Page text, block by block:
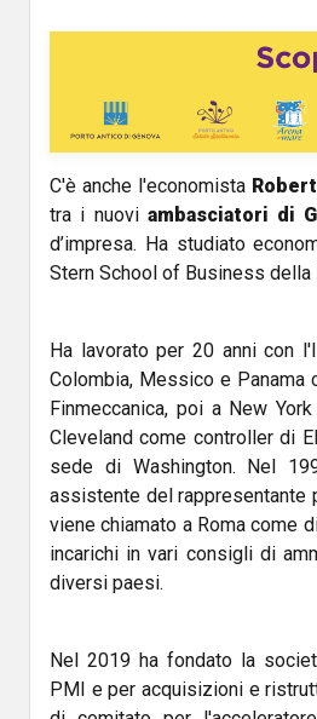
C'è anche l'economista
tra i nuovi ambasciatori di
d’impresa. Ha studiato
Stern School of Business della
Ha lavorato per 20 anni con
Colombia, Messico e Panama
Finmeccanica, poi a New
Cleveland come controller di
sede di Washington. Nel
assistente del rappresentante
viene chiamato a Roma come
incarichi in vari consigli di
diversi paesi.
Nel 2019 ha fondato la
PMI e per acquisizioni e